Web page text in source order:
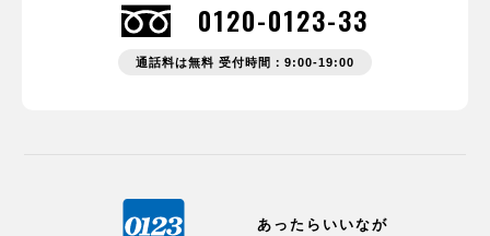
0120-0123-33
通話料は無料 受付時間：9:00-19:00
あったらいいなが